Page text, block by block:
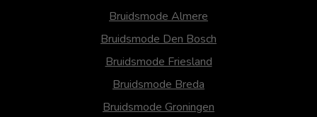
Bruidsmode Almere
Bruidsmode Den Bosch
Bruidsmode Friesland
Bruidsmode Breda
Bruidsmode Groningen